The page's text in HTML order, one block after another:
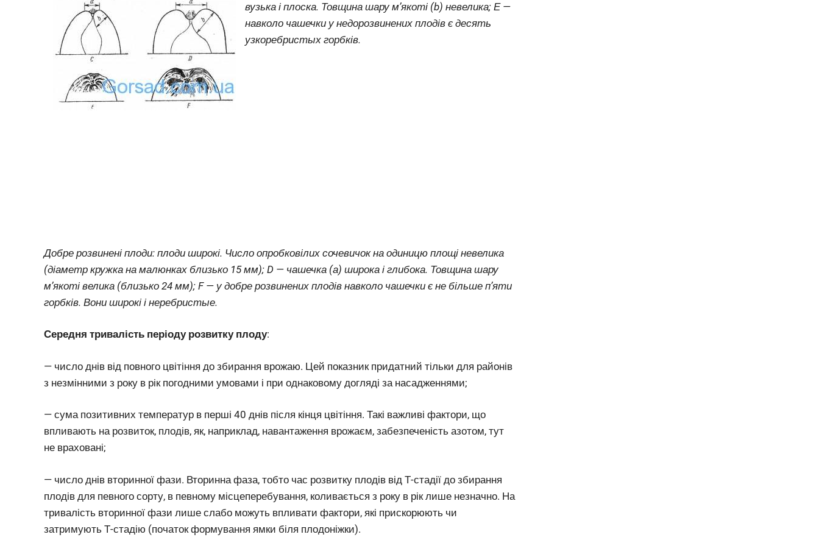
вузька і плоска. Товщина шару м’якоті (b) невелика; Е —
навколо чашечки у недорозвинених плодів є десять
узкоребристых горбків.
Добре розвинені плоди: плоди широкі. Число опробковілих сочевичок на одиницю площі невелика
(діаметр кружка на малюнках близько 15 мм); D — чашечка (а) широка і глибока. Товщина шару
м’якоті велика (близько 24 мм); F — у добре розвинених плодів навколо чашечки є не більше п’яти
горбків. Вони широкі і неребристые.
Середня тривалість періоду розвитку плоду:
— число днів від повного цвітіння до збирання врожаю. Цей показник придатний тільки для районів
з незмінними з року в рік погодними умовами і при однаковому догляді за насадженнями;
— сума позитивних температур в перші 40 днів після кінця цвітіння. Такі важливі фактори, що
впливають на розвиток, плодів, як, наприклад, навантаження врожаєм, забезпеченість азотом, тут
не враховані;
— число днів вторинної фази. Вторинна фаза, тобто час розвитку плодів від Т-стадії до збирання
плодів для певного сорту, в певному місцеперебування, коливається з року в рік лише незначно. На
тривалість вторинної фази лише слабо можуть впливати фактори, які прискорюють чи
затримують Т-стадію (початок формування ямки біля плодоніжки).